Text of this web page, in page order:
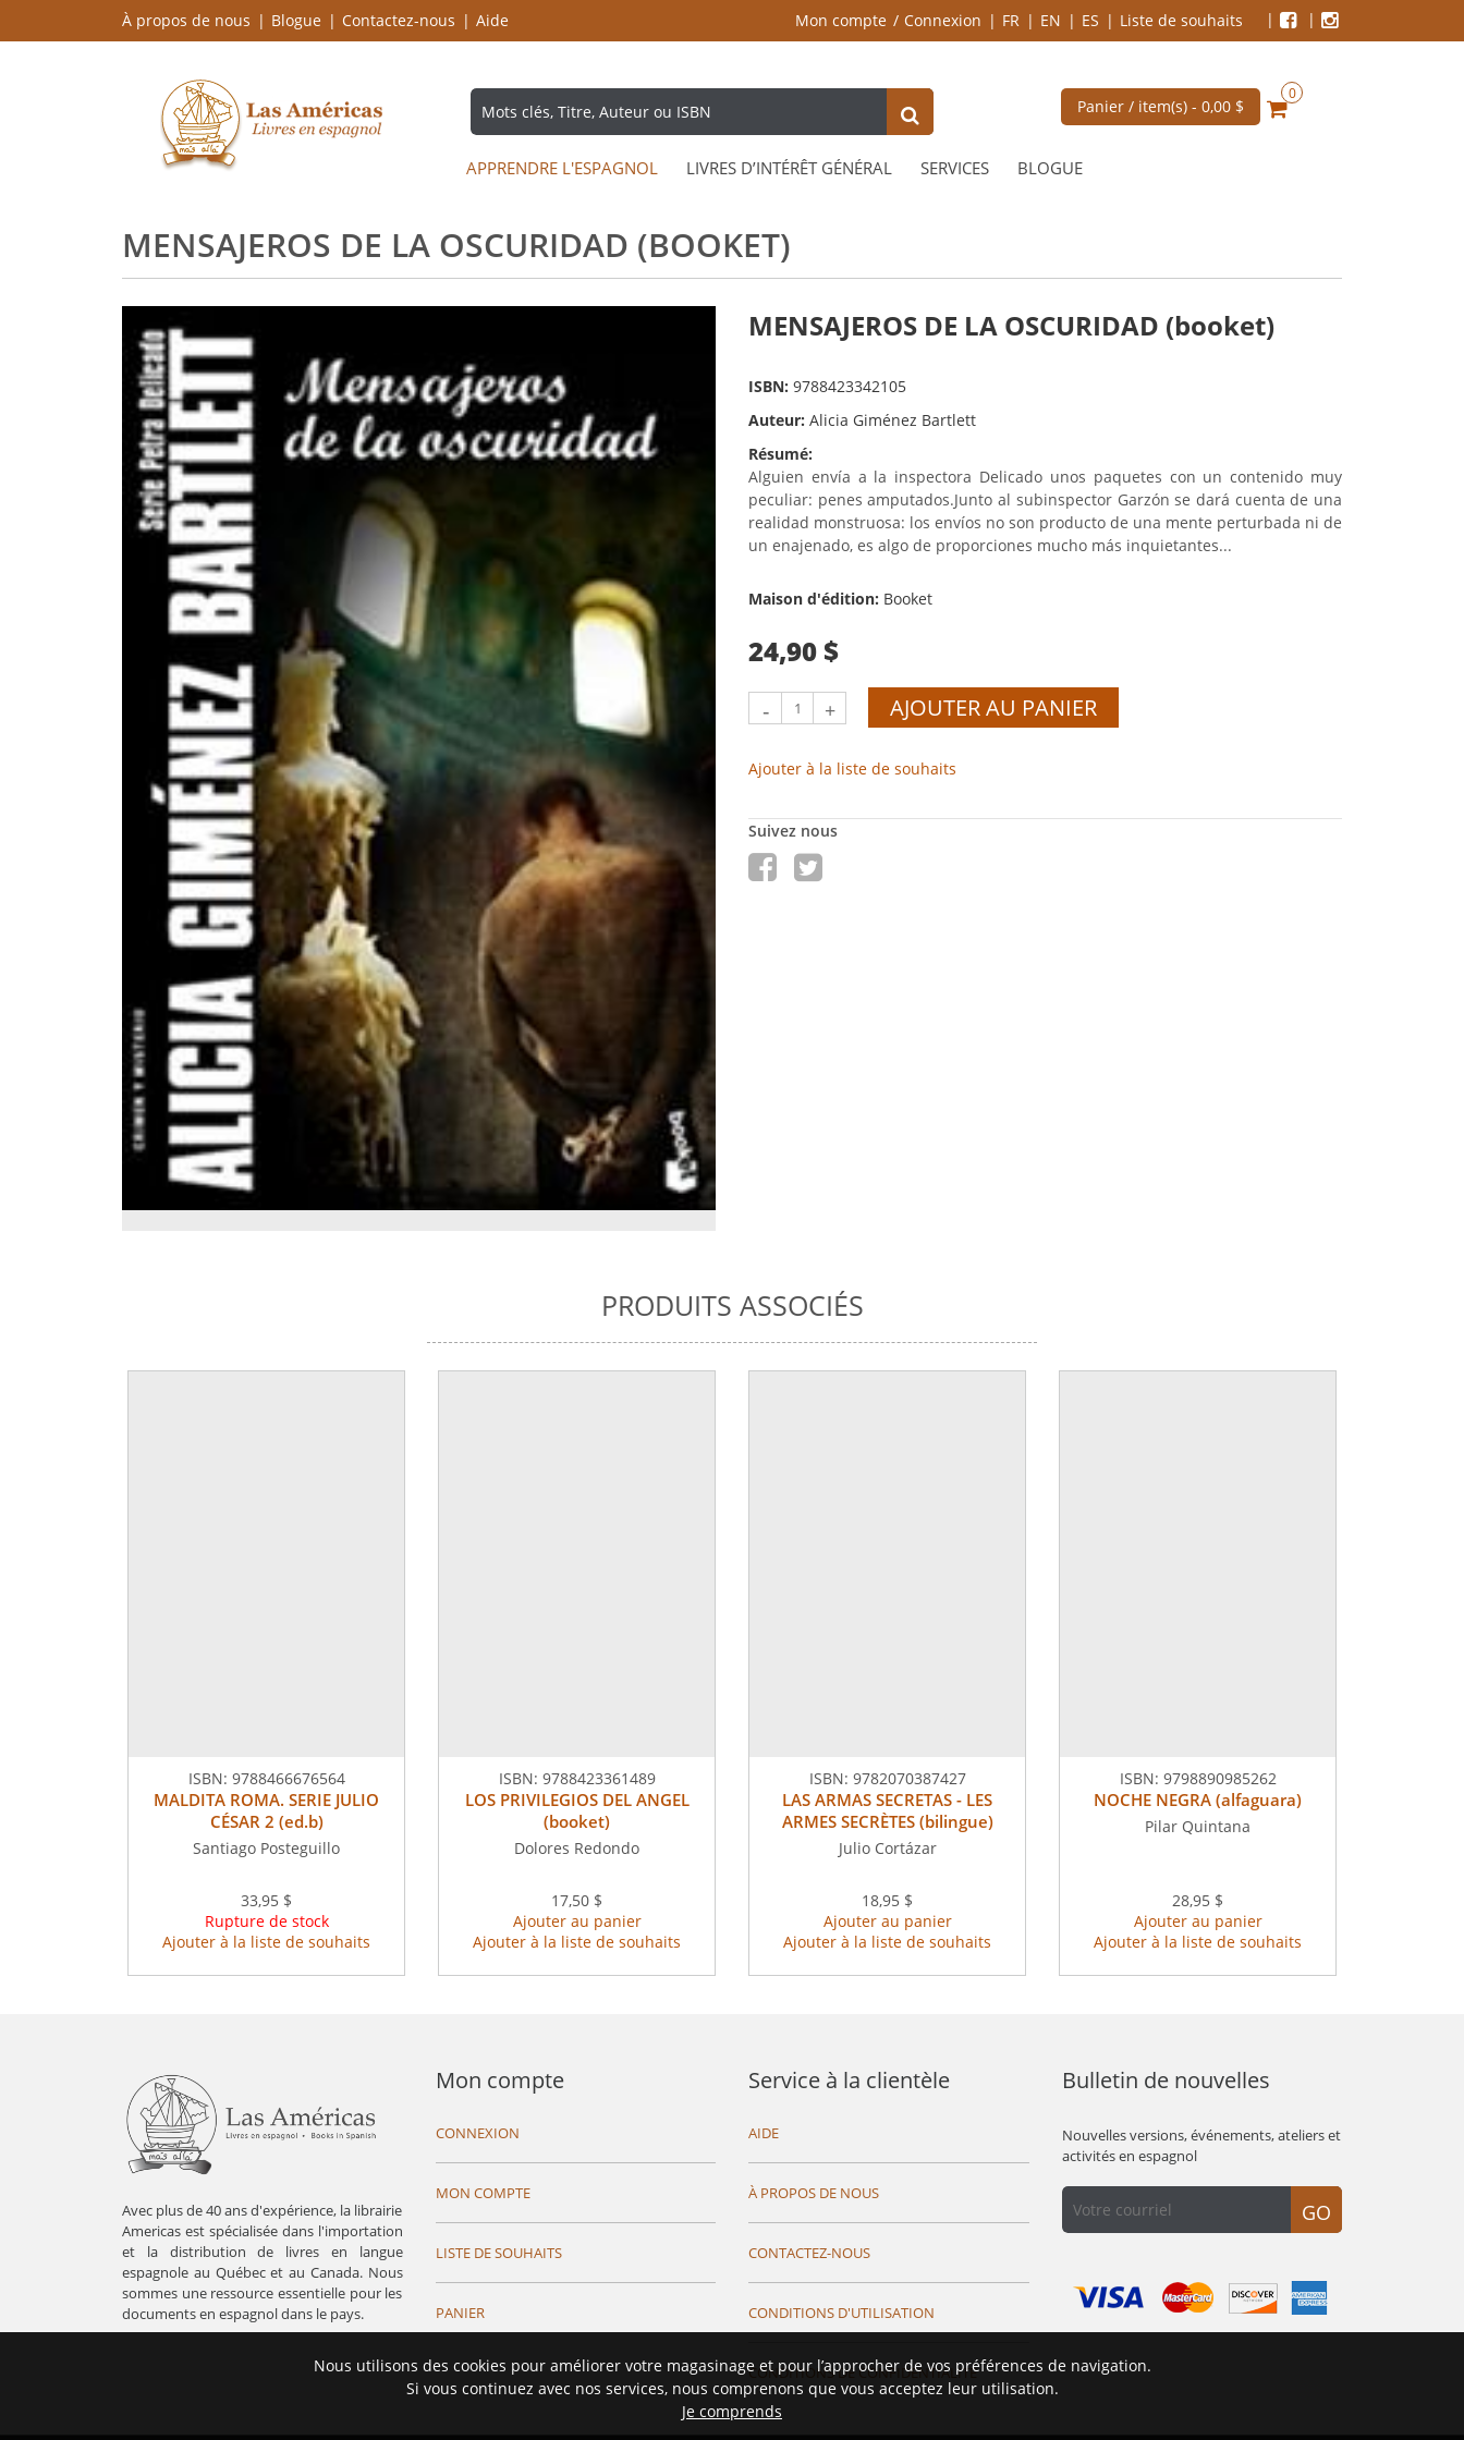
À propos de nous Blogue Contactez-nous Aide Mon compte Connexion FR EN ES Liste de souhaits
Panier / item(s) - 0,00 $
0
APPRENDRE L'ESPAGNOL LIVRES D’INTÉRÊT GÉNÉRAL SERVICES BLOGUE
MENSAJEROS DE LA OSCURIDAD (BOOKET)
MENSAJEROS DE LA OSCURIDAD (booket)
ISBN: 9788423342105
Auteur: Alicia Giménez Bartlett
Résumé:
Alguien envía a la inspectora Delicado unos paquetes con un contenido muy
peculiar: penes amputados.Junto al subinspector Garzón se dará cuenta de una
realidad monstruosa: los envíos no son producto de una mente perturbada ni de
un enajenado, es algo de proporciones mucho más inquietantes...
Maison d'édition: Booket
24,90 $
- + AJOUTER AU PANIER
Ajouter à la liste de souhaits
Suivez nous
PRODUITS ASSOCIÉS
ISBN: 9788466676564
MALDITA ROMA. SERIE JULIO
CÉSAR 2 (ed.b)
Santiago Posteguillo
33,95 $
Rupture de stock
Ajouter à la liste de souhaits
ISBN: 9788423361489
LOS PRIVILEGIOS DEL ANGEL
(booket)
Dolores Redondo
17,50 $
Ajouter au panier
Ajouter à la liste de souhaits
ISBN: 9782070387427
LAS ARMAS SECRETAS - LES
ARMES SECRÈTES (bilingue)
Julio Cortázar
18,95 $
Ajouter au panier
Ajouter à la liste de souhaits
ISBN: 9798890985262
NOCHE NEGRA (alfaguara)
Pilar Quintana
28,95 $
Ajouter au panier
Ajouter à la liste de souhaits
Avec plus de 40 ans d'expérience, la librairie
Americas est spécialisée dans l'importation
et la distribution de livres en langue
espagnole au Québec et au Canada. Nous
sommes une ressource essentielle pour les
documents en espagnol dans le pays.
Mon compte
CONNEXION
MON COMPTE
LISTE DE SOUHAITS
PANIER
Service à la clientèle
AIDE
À PROPOS DE NOUS
CONTACTEZ-NOUS
CONDITIONS D'UTILISATION
CONDITIONS DE CONFIDENTIALITÉ
Bulletin de nouvelles
Nouvelles versions, événements, ateliers et
activités en espagnol
GO
Nous utilisons des cookies pour améliorer votre magasinage et pour l’approcher de vos préférences de navigation.
Si vous continuez avec nos services, nous comprenons que vous acceptez leur utilisation.
Je comprends